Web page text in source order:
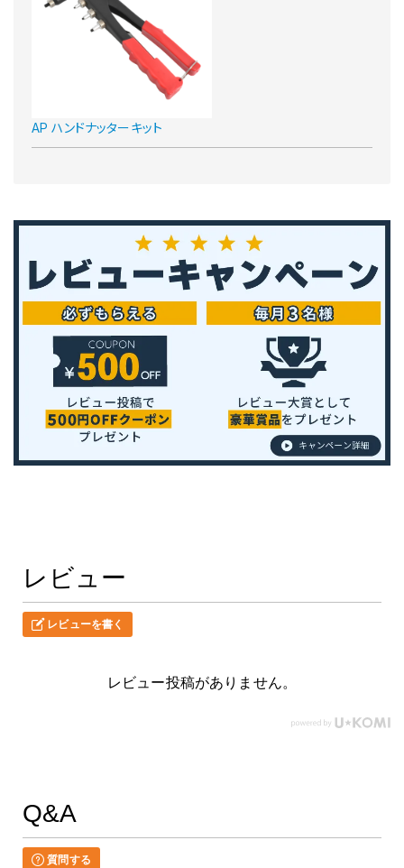
AP ハンドナッターキット
レビュー
レビューを書く
レビュー投稿がありません。
Q&A
質問する